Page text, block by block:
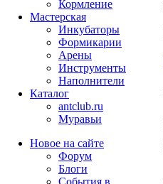
Кормление
Мастерская
Инкубаторы
Формикарии
Арены
Инструменты
Наполнители
Каталог
antclub.ru
Муравьи
Новое на сайте
Форум
Блоги
События в